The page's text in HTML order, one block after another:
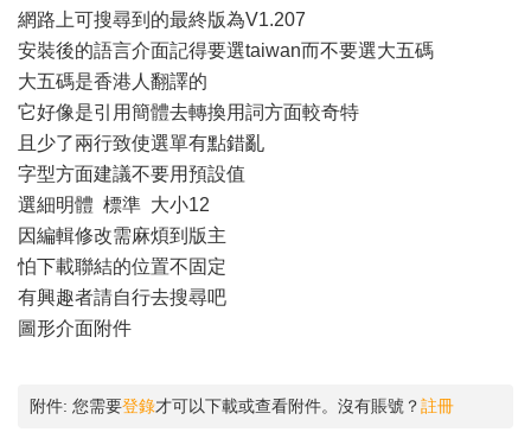
網路上可搜尋到的最終版為V1.207
安裝後的語言介面記得要選taiwan而不要選大五碼
大五碼是香港人翻譯的
它好像是引用簡體去轉換用詞方面較奇特
且少了兩行致使選單有點錯亂
字型方面建議不要用預設值
選細明體 標準 大小12
因編輯修改需麻煩到版主
怕下載聯結的位置不固定
有興趣者請自行去搜尋吧
圖形介面附件
附件: 您需要登錄才可以下載或查看附件。沒有賬號？註冊